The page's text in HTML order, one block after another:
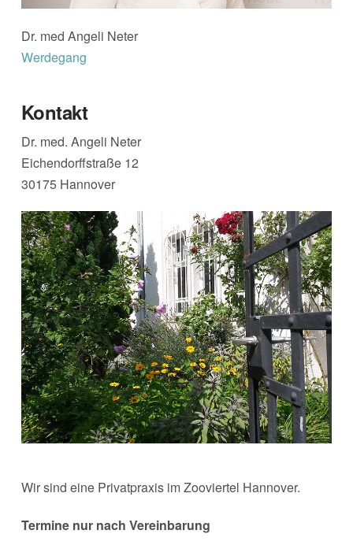
Dr. med Angeli Neter
Werdegang
Kontakt
Dr. med. Angeli Neter
Eichendorffstraße 12
30175 Hannover
Wir sind eine Privatpraxis im Zooviertel Hannover.
Termine nur nach Vereinbarung